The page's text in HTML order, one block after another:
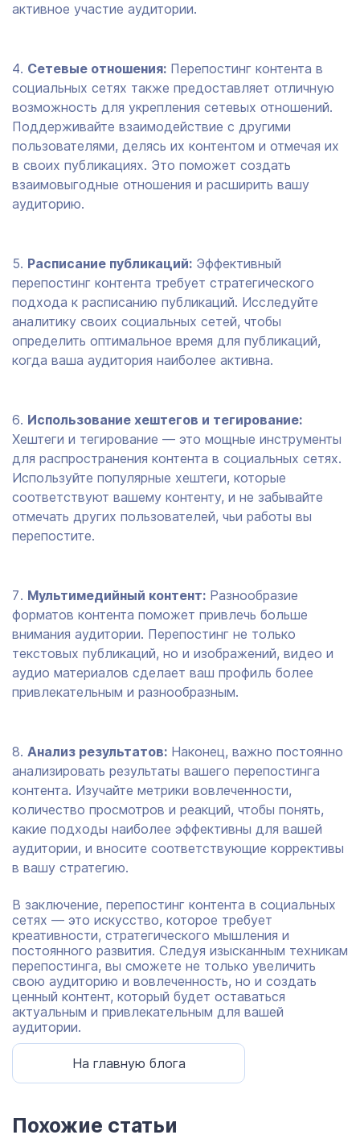
активное участие аудитории.
Сетевые отношения: Перепостинг контента в
социальных сетях также предоставляет отличную
возможность для укрепления сетевых отношений.
Поддерживайте взаимодействие с другими
пользователями, делясь их контентом и отмечая их
в своих публикациях. Это поможет создать
взаимовыгодные отношения и расширить вашу
аудиторию.
Расписание публикаций: Эффективный
перепостинг контента требует стратегического
подхода к расписанию публикаций. Исследуйте
аналитику своих социальных сетей, чтобы
определить оптимальное время для публикаций,
когда ваша аудитория наиболее активна.
Использование хештегов и тегирование:
Хештеги и тегирование — это мощные инструменты
для распространения контента в социальных сетях.
Используйте популярные хештеги, которые
соответствуют вашему контенту, и не забывайте
отмечать других пользователей, чьи работы вы
перепостите.
Мультимедийный контент: Разнообразие
форматов контента поможет привлечь больше
внимания аудитории. Перепостинг не только
текстовых публикаций, но и изображений, видео и
аудио материалов сделает ваш профиль более
привлекательным и разнообразным.
Анализ результатов: Наконец, важно постоянно
анализировать результаты вашего перепостинга
контента. Изучайте метрики вовлеченности,
количество просмотров и реакций, чтобы понять,
какие подходы наиболее эффективны для вашей
аудитории, и вносите соответствующие коррективы
в вашу стратегию.
В заключение, перепостинг контента в социальных
сетях — это искусство, которое требует
креативности, стратегического мышления и
постоянного развития. Следуя изысканным техникам
перепостинга, вы сможете не только увеличить
свою аудиторию и вовлеченность, но и создать
ценный контент, который будет оставаться
актуальным и привлекательным для вашей
аудитории.
На главную блога
Похожие статьи